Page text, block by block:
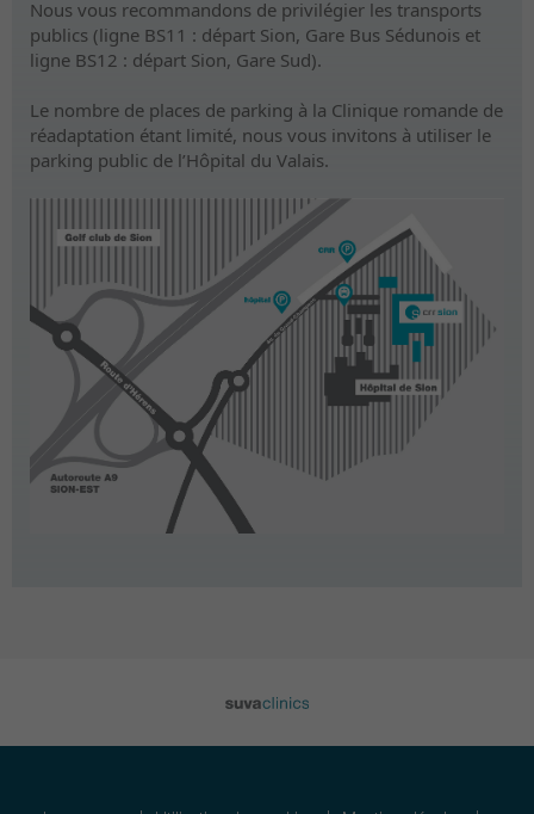
Nous vous recommandons de privilégier les transports
publics (ligne BS11 : départ Sion, Gare Bus Sédunois et
ligne BS12 : départ Sion, Gare Sud).
Le nombre de places de parking à la Clinique romande de
réadaptation étant limité, nous vous invitons à utiliser le
parking public de l’Hôpital du Valais.